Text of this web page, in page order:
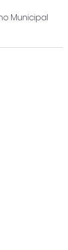
Municipal